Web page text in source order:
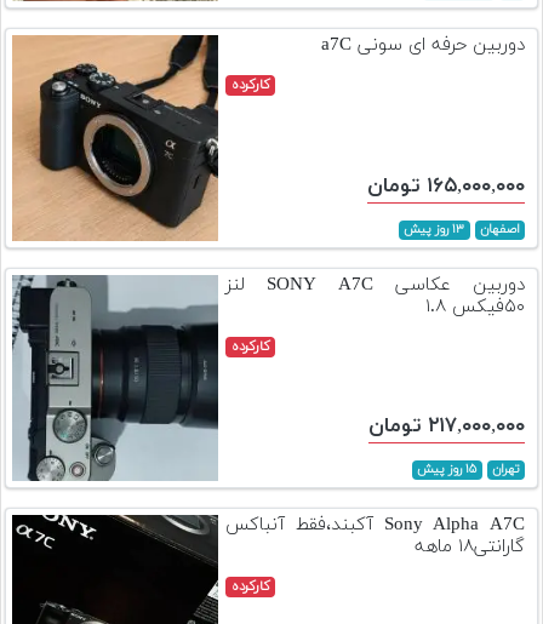
تجهیزات
دست
دوم
لیست
قیمت
دوربین حرفه ای سونی a7C
کارکرده
۱۶۵,۰۰۰,۰۰۰ تومان
اصفهان ۱۳ روز پیش
دوربین عکاسی SONY A7C لنز
۵۰فیکس ۱.۸
کارکرده
۲۱۷,۰۰۰,۰۰۰ تومان
تهران ۱۵ روز پیش
Sony Alpha A7C آکبند،فقط آنباکس
گارانتی۱۸ ماهه
کارکرده